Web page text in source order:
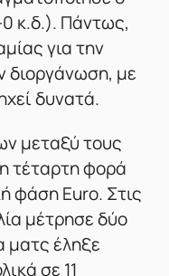
κ.δ.). Πάντως,
για την
διοργάνωση, με
δυνατά.
μεταξύ τους
τέταρτη φορά
φάση Euro. Στις
μέτρησε δύο
ματς έληξε
σε 11